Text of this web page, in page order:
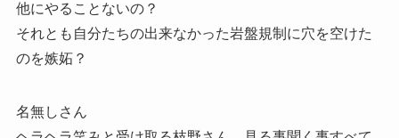
他にやることないの？
それとも自分たちの出来なかった岩盤規制に穴を空けた
のを嫉妬？
名無しさん